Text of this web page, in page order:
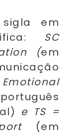
sigla em
SC
(em
e TS =
(em